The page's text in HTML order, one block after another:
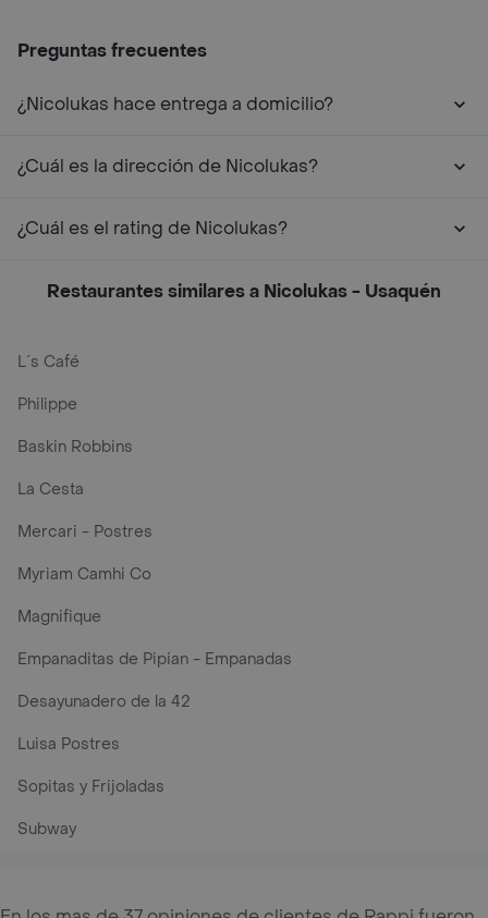
Preguntas frecuentes
¿Nicolukas hace entrega a domicilio?
¿Cuál es la dirección de Nicolukas?
¿Cuál es el rating de Nicolukas?
Restaurantes similares a Nicolukas - Usaquén
L´s Café
Philippe
Baskin Robbins
La Cesta
Mercari - Postres
Myriam Camhi Co
Magnifique
Empanaditas de Pipian - Empanadas
Desayunadero de la 42
Luisa Postres
Sopitas y Frijoladas
Subway